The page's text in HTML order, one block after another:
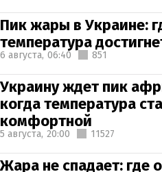
Пик жары в Украине:
температура
6 августа, 06:40 851
Украину ждет пик
когда температура
комфортной
5 августа, 20:00 11527
Жара не спадает: где